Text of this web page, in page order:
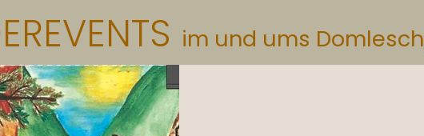
im und ums